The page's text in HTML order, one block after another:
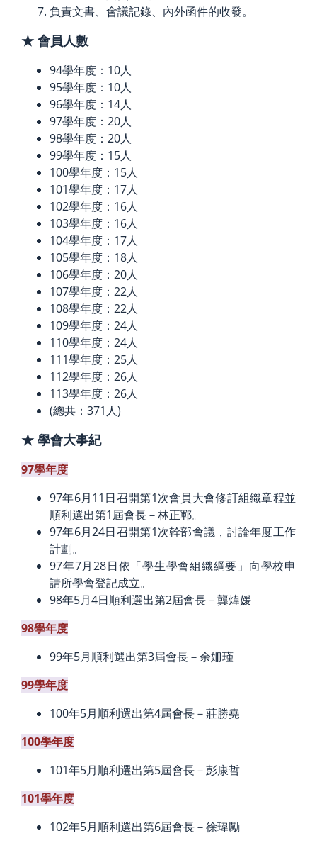
負責文書、會議記錄、內外函件的收發。
★ 會員人數
94學年度：10人
95學年度：10人
96學年度：14人
97學年度：20人
98學年度：20人
99學年度：15人
100學年度：15人
101學年度：17人
102學年度：16人
103學年度：16人
104學年度：17人
105學年度：18人
106學年度：20人
107學年度：22人
108學年度：22人
109學年度：24人
110學年度：24人
111學年度：25人
112學年度：26人
113學年度：26人
(總共：371人)
★ 學會大事紀
97學年度
97年6月11日召開第1次會員大會修訂組織章程並
順利選出第1屆會長－林正鄆。
97年6月24日召開第1次幹部會議，討論年度工作
計劃。
97年7月28日依「學生學會組織綱要」向學校申
請所學會登記成立。
98年5月4日順利選出第2屆會長－龔煒媛
98學年度
99年5月順利選出第3屆會長－余姍瑾
99學年度
100年5月順利選出第4屆會長－莊勝堯
100學年度
101年5月順利選出第5屆會長－彭康哲
101學年度
102年5月順利選出第6屆會長－徐瑋勵